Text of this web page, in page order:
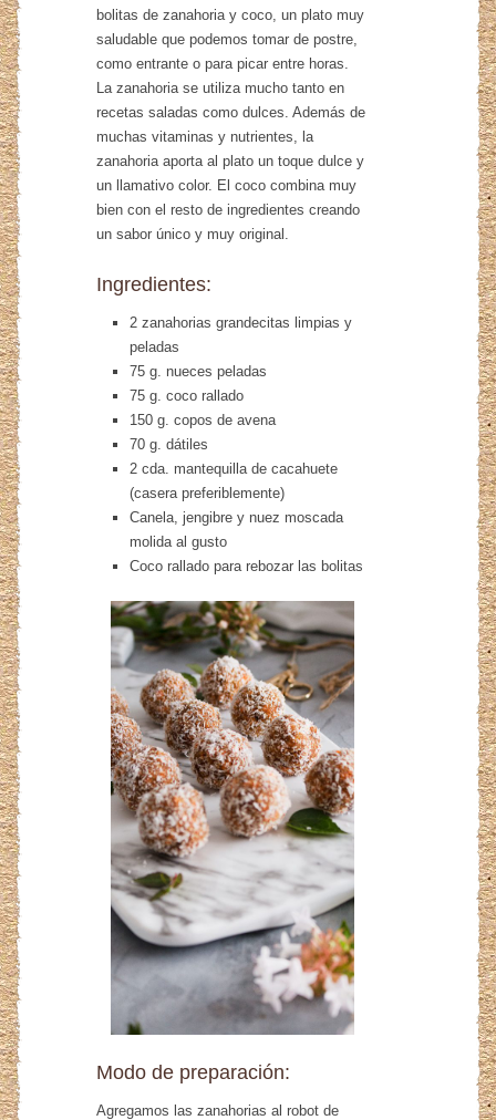
bolitas de zanahoria y coco, un plato muy
saludable que podemos tomar de postre,
como entrante o para picar entre horas.
La zanahoria se utiliza mucho tanto en
recetas saladas como dulces. Además de
muchas vitaminas y nutrientes, la
zanahoria aporta al plato un toque dulce y
un llamativo color. El coco combina muy
bien con el resto de ingredientes creando
un sabor único y muy original.
Ingredientes:
2 zanahorias grandecitas limpias y
peladas
75 g. nueces peladas
75 g. coco rallado
150 g. copos de avena
70 g. dátiles
2 cda. mantequilla de cacahuete
(casera preferiblemente)
Canela, jengibre y nuez moscada
molida al gusto
Coco rallado para rebozar las bolitas
Modo de preparación:
Agregamos las zanahorias al robot de